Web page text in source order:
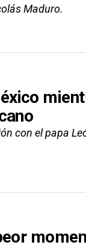
Maduro.
con el papa